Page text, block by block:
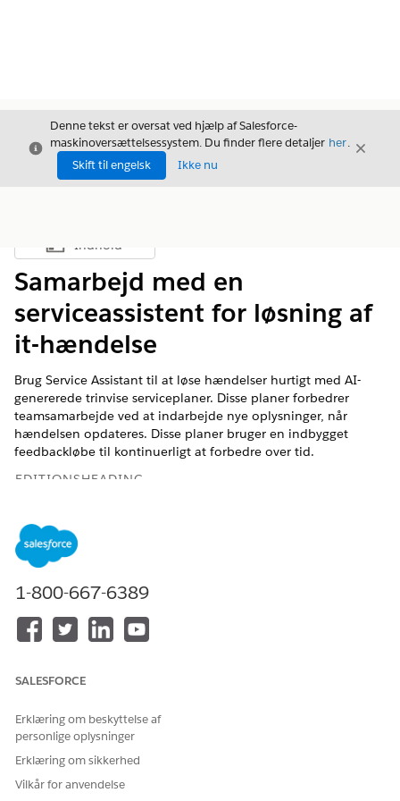
Luk
Denne tekst er oversat ved hjælp af Salesforce-
maskinoversættelsessystem. Du finder flere detaljer her.
Skift til engelsk
Ikke nu
Luk
Vis indholdsfortegnelse
Indhold
Samarbejd med en
serviceassistent for løsning af
it-hændelse
Brug Service Assistant til at løse hændelser hurtigt med AI-
genererede trinvise serviceplaner. Disse planer forbedrer
teamsamarbejde ved at indarbejde nye oplysninger, når
hændelsen opdateres. Disse planer bruger en indbygget
feedbackløbe til kontinuerligt at forbedre over tid.
EDITIONSHEADING
Tilgængelig i: Lightning Experience
Tilgængelig i:
Agentforce IT Service.
Opsummer hændelsen
Serviceassistenten opsummerer automatisk nye hændelser og
feedback for at bedømme dets nyttighed.
Kladde en servicplan
1-800-667-6389
SALESFORCE
Erklæring om beskyttelse af
personlige oplysninger
Erklæring om sikkerhed
Vilkår for anvendelse